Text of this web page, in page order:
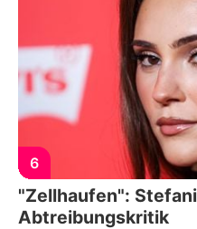
6
"Zellhaufen":
Abtreibungskritik